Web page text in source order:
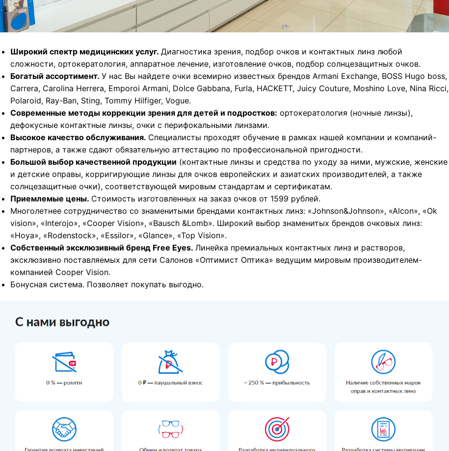
Широкий спектр медицинских услуг. Диагностика зрения, подбор очков и контактных линз любой
сложности, ортокератология, аппаратное лечение, изготовление очков, подбор солнцезащитных очков.
Богатый ассортимент. У нас Вы найдете очки всемирно известных брендов Armani Exchange, BOSS Hugo boss,
Carrera, Carolina Herrera, Emporoi Armani, Dolce Gabbana, Furla, HACKETT, Juicy Couture, Moshino Love, Nina Ricci,
Polaroid, Ray-Ban, Sting, Tommy Hilfiger, Vogue.
Современные методы коррекции зрения для детей и подростков: ортокератология (ночные линзы),
дефокусные контактные линзы, очки с перифокальными линзами.
Высокое качество обслуживания. Специалисты проходят обучение в рамках нашей компании и компаний-
партнеров, а также сдают обязательную аттестацию по профессиональной пригодности.
Большой выбор качественной продукции (контактные линзы и средства по уходу за ними, мужские, женские
и детские оправы, корригирующие линзы для очков европейских и азиатских производителей, а также
солнцезащитные очки), соответствующей мировым стандартам и сертификатам.
Приемлемые цены. Стоимость изготовленных на заказ очков от 1599 рублей.
Многолетнее сотрудничество со знаменитыми брендами контактных линз: «Johnson&Johnson», «Alcon», «Ok
vision», «Interojo», «Cooper Vision», «Bausch &Lomb». Широкий выбор знаменитых брендов очковых линз:
«Hoya», «Rodenstock», «Essilor», «Glance», «Top Vision».
Собственный эксклюзивный бренд Free Eyes. Линейка премиальных контактных линз и растворов,
эксклюзивно поставляемых для сети Салонов «Оптимист Оптика» ведущим мировым производителем-
компанией Cooper Vision.
Бонусная система. Позволяет покупать выгодно.